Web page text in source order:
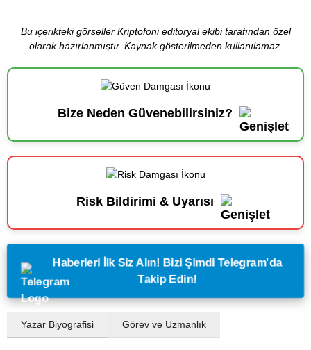
Bu içerikteki görseller Kriptofoni editoryal ekibi tarafından özel
olarak hazırlanmıştır. Kaynak gösterilmeden kullanılamaz.
Bize Neden Güvenebilirsiniz?
Risk Bildirimi & Uyarısı
Haberleri İlk Siz Alın! Bizi Şimdi Telegram'da
Takip Edin!
Yazar Biyografisi Görev ve Uzmanlık